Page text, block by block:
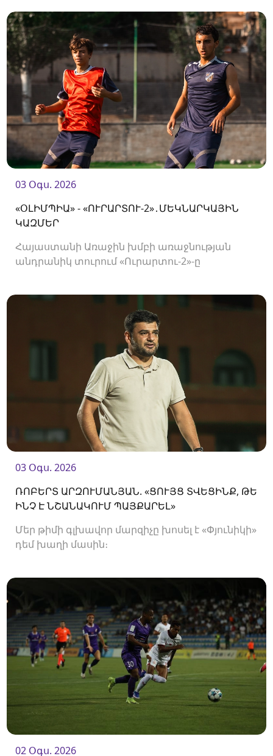
03 Օգս. 2026
«ՕԼԻՄՊԻԱ» - «ՈՒՐԱՐՏՈՒ-2»․ՄԵԿՆԱՐԿԱՅԻՆ
ԿԱԶՄԵՐ
Հայաստանի Առաջին խմբի առաջնության
անդրանիկ տուրում «Ուրարտու-2»-ը
03 Օգս. 2026
ՌՈԲԵՐՏ ԱՐԶՈՒՄԱՆՅԱՆ. «ՑՈՒՅՑ ՏՎԵՑԻՆՔ, ԹԵ
ԻՆՉ Է ՆՇԱՆԱԿՈՒՄ ՊԱՅՔԱՐԵԼ»
Մեր թիմի գլխավոր մարզիչը խոսել է «Փյունիկի»
դեմ խաղի մասին։
02 Օգս. 2026